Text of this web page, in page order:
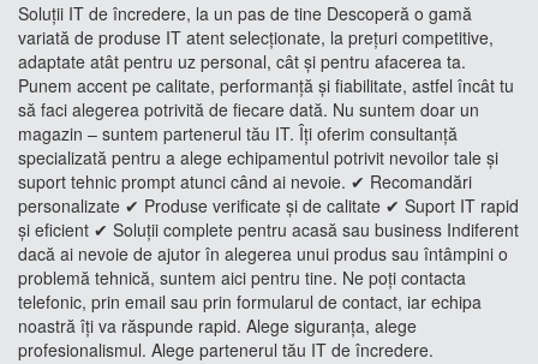
Soluții IT de încredere, la un pas de tine Descoperă o gamă
variată de produse IT atent selecționate, la prețuri competitive,
adaptate atât pentru uz personal, cât și pentru afacerea ta.
Punem accent pe calitate, performanță și fiabilitate, astfel încât tu
să faci alegerea potrivită de fiecare dată. Nu suntem doar un
magazin – suntem partenerul tău IT. Îți oferim consultanță
specializată pentru a alege echipamentul potrivit nevoilor tale și
suport tehnic prompt atunci când ai nevoie. ✔ Recomandări
personalizate ✔ Produse verificate și de calitate ✔ Suport IT rapid
și eficient ✔ Soluții complete pentru acasă sau business Indiferent
dacă ai nevoie de ajutor în alegerea unui produs sau întâmpini o
problemă tehnică, suntem aici pentru tine. Ne poți contacta
telefonic, prin email sau prin formularul de contact, iar echipa
noastră îți va răspunde rapid. Alege siguranța, alege
profesionalismul. Alege partenerul tău IT de încredere.